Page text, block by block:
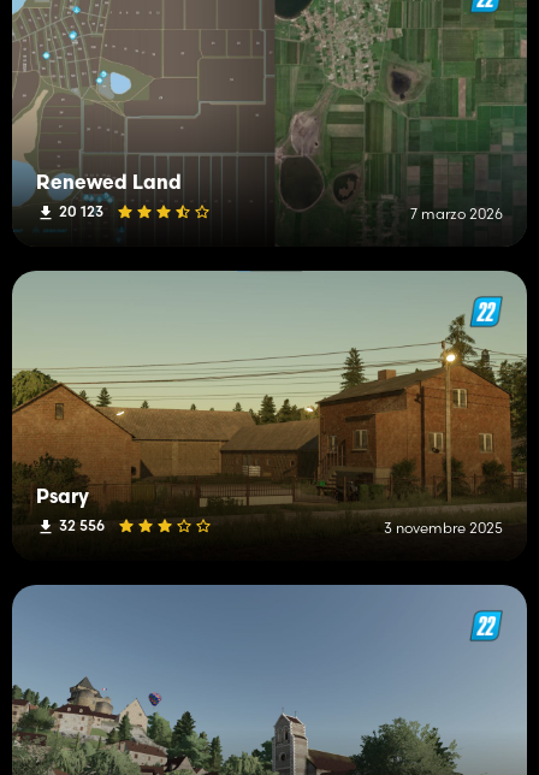
Renewed Land
20 123 7 marzo 2026
Psary
32 556 3 novembre 2025